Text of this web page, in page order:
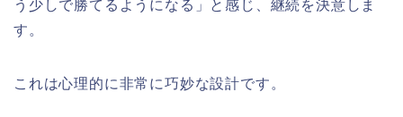
う少しで勝てるようになる」と感じ、継続を決意しま
す。
これは心理的に非常に巧妙な設計です。